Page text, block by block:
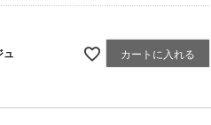
カートに入れる